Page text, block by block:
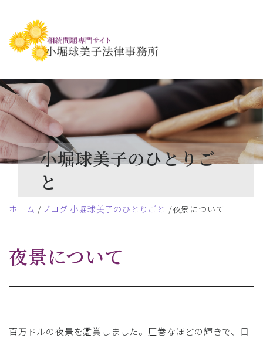
小堀球美子のひとりご
と
ホーム ブログ 小堀球美子のひとりごと 夜景について
夜景について
百万ドルの夜景を鑑賞しました。圧巻なほどの輝きで、日